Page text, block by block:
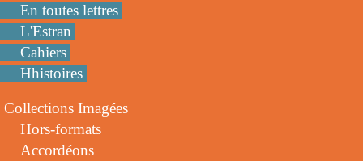
En toutes lettres
L'Estran
Cahiers
Hhistoires
Collections Imagées
Hors-formats
Accordéons